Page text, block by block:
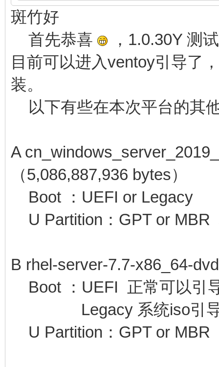
斑竹好
首先恭喜
，1.0.30Y 测
目前可以进入ventoy引导了
装。
以下有些在本次平台的其
A
（5,086,887,936 bytes）
Boot ：UEFI or Legacy
U Partition：GPT or MBR
B rhel-server-7.7-x86_64-
Boot ：UEFI 正常可以引
Legacy 系统iso引导
U Partition：GPT or MBR